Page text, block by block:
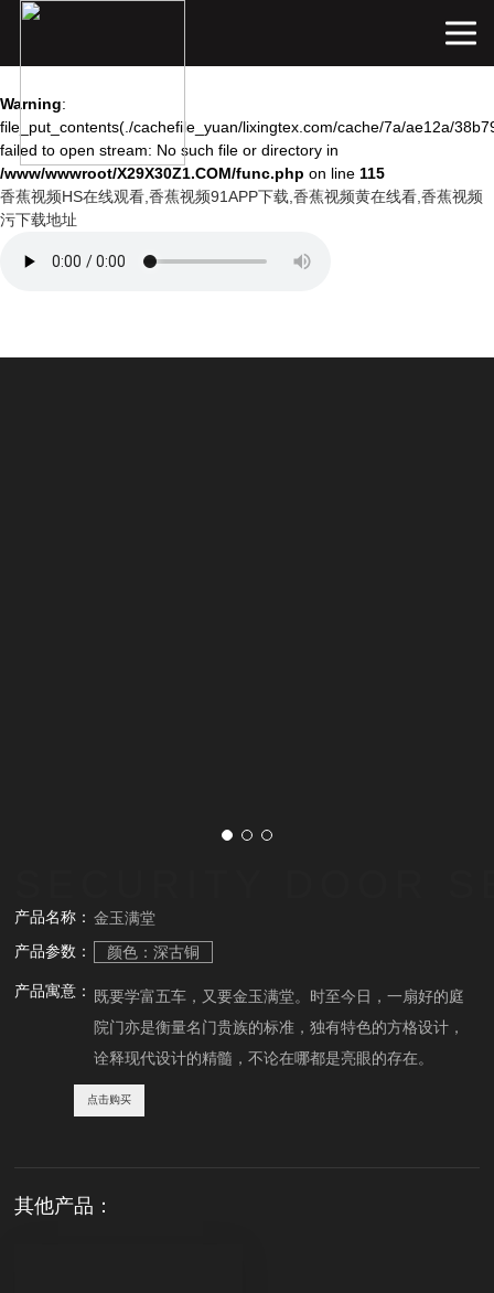
Warning:
file_put_contents(./cachefile_yuan/lixingtex.com/cache/7a/ae12a/
failed to open stream: No such file or directory in
/www/wwwroot/X29X30Z1.COM/func.php on line 115
香蕉视频HS在线观看,香蕉视频91APP下载,香蕉视频黄在线看,香蕉视频
污下载地址
产品名称： 金玉满堂
产品参数： 颜色：深古铜
产品寓意：
既要学富五车，又要金玉满堂。时至今日，一扇好的庭
院门亦是衡量名门贵族的标准，独有特色的方格设计，
诠释现代设计的精髓，不论在哪都是亮眼的存在。
点击购买
其他产品：